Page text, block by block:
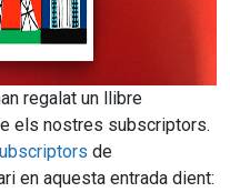
regalat un llibre
els nostres subscriptors.
de
en aquesta entrada dient: